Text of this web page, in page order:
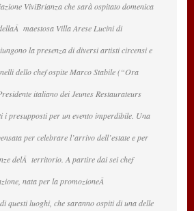
ViviBrianza che sarà ospitato domenica
maestosa Villa Arese Lucini di
la presenza di diversi artisti circensi e
dello chef ospite Marco Stabile (“Ora
italiano dei Jeunes Restaurateurs
i presupposti per un evento imperdibile. Una
per celebrare l’arrivo dell’estate e per
delÂ territorio. A partire dai sei chef
nata per la promozioneÂ
questi luoghi, che saranno ospiti di una delle